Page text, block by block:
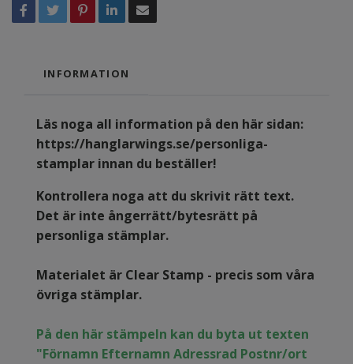
INFORMATION
Läs noga all information på den här sidan:
https://hanglarwings.se/personliga-
stamplar innan du beställer!
Kontrollera noga att du skrivit rätt text.
Det är inte ångerrätt/bytesrätt på
personliga stämplar.
Materialet är Clear Stamp - precis som våra
övriga stämplar.
På den här stämpeln kan du byta ut texten
"Förnamn Efternamn Adressrad Postnr/ort